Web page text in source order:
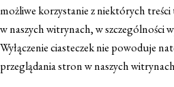
możliwe korzystanie z niektórych
w naszych witrynach, w szczególności
Wyłączenie ciasteczek nie powoduje
przeglądania stron w naszych